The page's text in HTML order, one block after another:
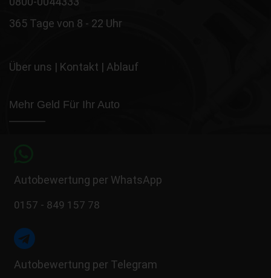
365 Tage von 8 - 22 Uhr
Über uns | Kontakt | Ablauf
Mehr Geld Für Ihr Auto
Autobewertung per WhatsApp
0157 - 849 157 78
Autobewertung per Telegram